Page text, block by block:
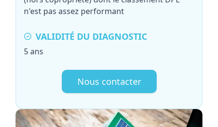
n'est pas assez performant
VALIDITÉ DU DIAGNOSTIC
5 ans
Nous contacter